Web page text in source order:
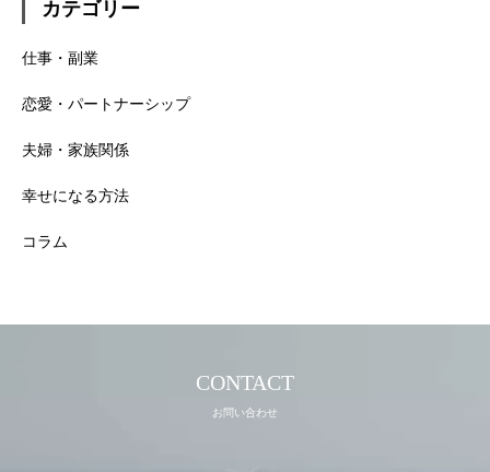
カテゴリー
仕事・副業
恋愛・パートナーシップ
夫婦・家族関係
幸せになる方法
コラム
CONTACT
お問い合わせ